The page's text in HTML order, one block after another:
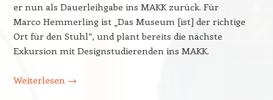
er nun als Dauerleihgabe ins MAKK zurück. Für
Marco Hemmerling ist „Das Museum [ist] der richtige
Ort für den Stuhl“, und plant bereits die nächste
Exkursion mit Designstudierenden ins MAKK.
Weiterlesen →